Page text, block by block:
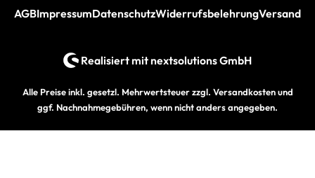
AGBImpressumDatenschutzWiderrufsbelehrungVersand
Realisiert mitnextsolutions GmbH
Alle Preise inkl. gesetzl. Mehrwertsteuer zzgl. Versandkostenund
ggf. Nachnahmegebühren, wenn nicht anders angegeben.